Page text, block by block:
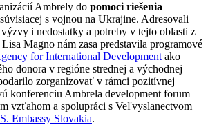
Ambrely do pomoci riešenia
súvisiacej s vojnou na Ukrajine. Adresovali
i nedostatky a potreby v tejto oblasti z
Magno nám zasa predstavila programové
for International Development ako
donora v regióne strednej a východnej
zorganizovať v rámci pozitívnej
konferenciu Ambrela development forum
vzťahom a spolupráci s Veľvyslanectvom
Embassy Slovakia.